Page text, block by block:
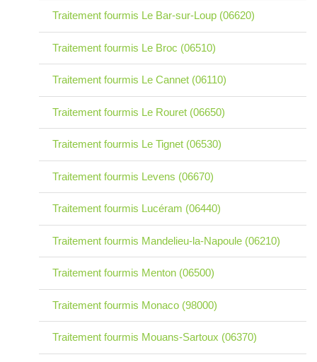
Traitement fourmis Le Bar-sur-Loup (06620)
Traitement fourmis Le Broc (06510)
Traitement fourmis Le Cannet (06110)
Traitement fourmis Le Rouret (06650)
Traitement fourmis Le Tignet (06530)
Traitement fourmis Levens (06670)
Traitement fourmis Lucéram (06440)
Traitement fourmis Mandelieu-la-Napoule (06210)
Traitement fourmis Menton (06500)
Traitement fourmis Monaco (98000)
Traitement fourmis Mouans-Sartoux (06370)